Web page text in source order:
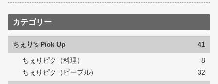
カテゴリー
ちぇり's Pick Up 41
ちぇりピク（料理）
8
ちぇりピク（ピープル）
32